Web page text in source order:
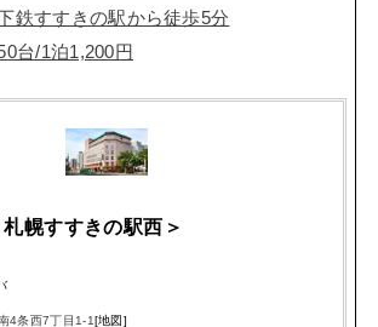
鉄すすきの駅から徒歩5分
台/1泊1,200円
幌すすきの駅西＞
4条西7丁目1-1[地図]